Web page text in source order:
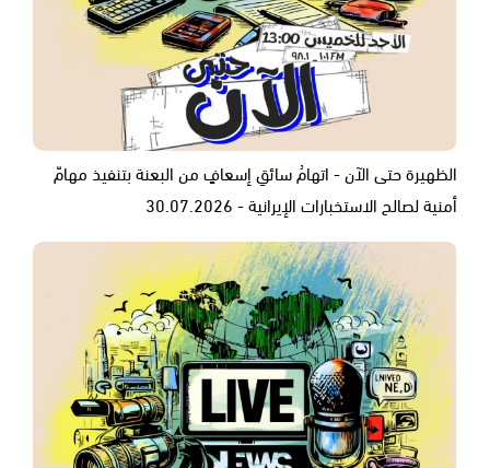
الظهيرة حتى الآن - اتهامُ سائقِ إسعافٍ من البعنة بتنفيذ مهامّ
أمنية لصالح الاستخبارات الإيرانية - 30.07.2026